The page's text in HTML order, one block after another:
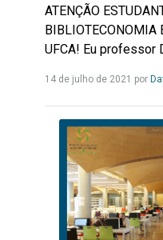
ATENÇÃO
BIBLIOTECONOMIA
UFCA! Eu professor
14 de julho de 2021 por